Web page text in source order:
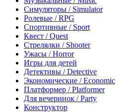
Симуляторы / Simulator
Ролевые / RPG
Спортивные / Sport
Квест / Quest
Стрелялки / Shooter
Ужасы / Horror
Игры для детей
Детективы / Detective
Экономические / Economic
Платформер / Platformer
Для вечеринок / Party
Конструктор